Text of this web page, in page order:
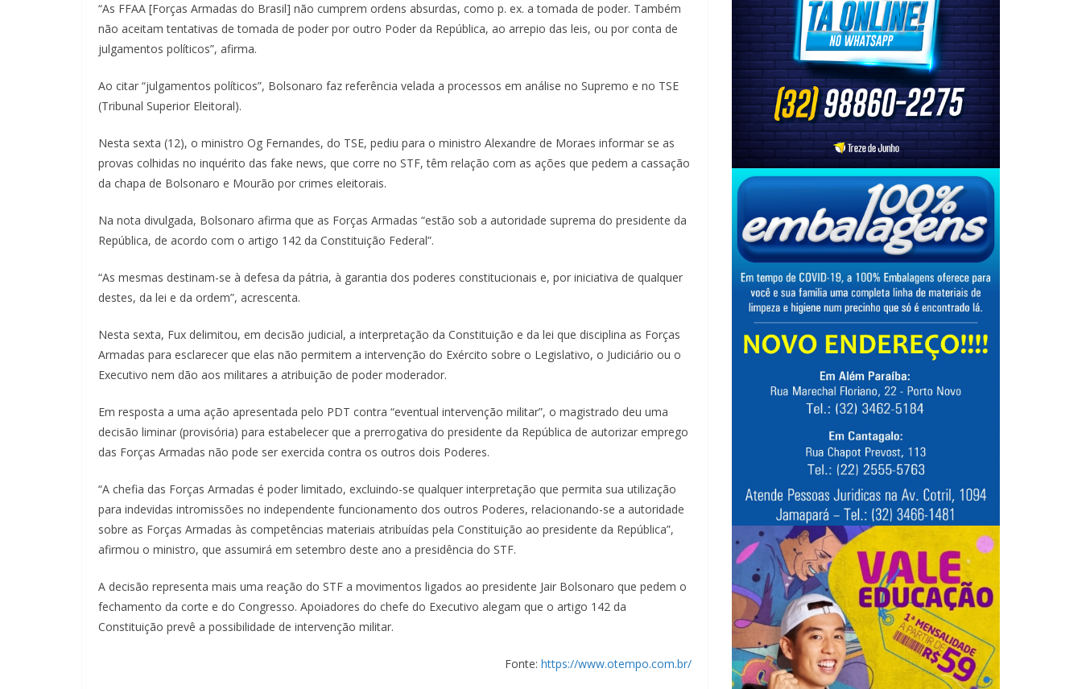
“As FFAA [Forças Armadas do Brasil] não cumprem ordens absurdas, como p. ex. a tomada de poder. Também
não aceitam tentativas de tomada de poder por outro Poder da República, ao arrepio das leis, ou por conta de
julgamentos políticos”, afirma.
Ao citar “julgamentos políticos”, Bolsonaro faz referência velada a processos em análise no Supremo e no TSE
(Tribunal Superior Eleitoral).
Nesta sexta (12), o ministro Og Fernandes, do TSE, pediu para o ministro Alexandre de Moraes informar se as
provas colhidas no inquérito das fake news, que corre no STF, têm relação com as ações que pedem a cassação
da chapa de Bolsonaro e Mourão por crimes eleitorais.
Na nota divulgada, Bolsonaro afirma que as Forças Armadas “estão sob a autoridade suprema do presidente da
República, de acordo com o artigo 142 da Constituição Federal”.
“As mesmas destinam-se à defesa da pátria, à garantia dos poderes constitucionais e, por iniciativa de qualquer
destes, da lei e da ordem”, acrescenta.
Nesta sexta, Fux delimitou, em decisão judicial, a interpretação da Constituição e da lei que disciplina as Forças
Armadas para esclarecer que elas não permitem a intervenção do Exército sobre o Legislativo, o Judiciário ou o
Executivo nem dão aos militares a atribuição de poder moderador.
Em resposta a uma ação apresentada pelo PDT contra “eventual intervenção militar”, o magistrado deu uma
decisão liminar (provisória) para estabelecer que a prerrogativa do presidente da República de autorizar emprego
das Forças Armadas não pode ser exercida contra os outros dois Poderes.
“A chefia das Forças Armadas é poder limitado, excluindo-se qualquer interpretação que permita sua utilização
para indevidas intromissões no independente funcionamento dos outros Poderes, relacionando-se a autoridade
sobre as Forças Armadas às competências materiais atribuídas pela Constituição ao presidente da República”,
afirmou o ministro, que assumirá em setembro deste ano a presidência do STF.
A decisão representa mais uma reação do STF a movimentos ligados ao presidente Jair Bolsonaro que pedem o
fechamento da corte e do Congresso. Apoiadores do chefe do Executivo alegam que o artigo 142 da
Constituição prevê a possibilidade de intervenção militar.
Fonte: https://www.otempo.com.br/